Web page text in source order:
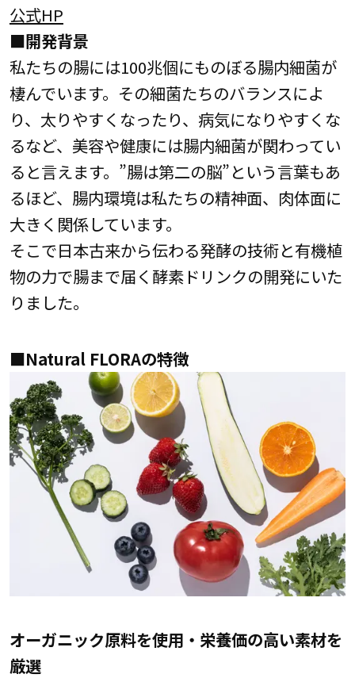
公式HP
■開発背景
私たちの腸には100兆個にものぼる腸内細菌が
棲んでいます。その細菌たちのバランスによ
り、太りやすくなったり、病気になりやすくな
るなど、美容や健康には腸内細菌が関わってい
ると言えます。”腸は第二の脳”という言葉もあ
るほど、腸内環境は私たちの精神面、肉体面に
大きく関係しています。
そこで日本古来から伝わる発酵の技術と有機植
物の力で腸まで届く酵素ドリンクの開発にいた
りました。
■Natural FLORAの特徴
オーガニック原料を使用・栄養価の高い素材を
厳選